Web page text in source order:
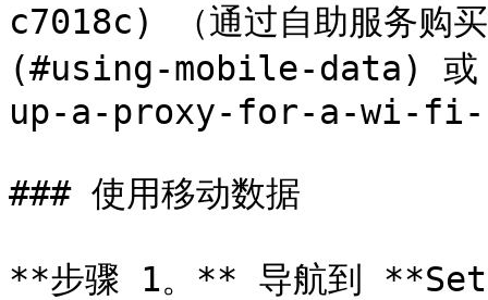
c7018c) （通过自助服务
(#using-mobile-data)
up-a-proxy-for-a-wi-fi-
### 使用移动数据
**步骤 1。** 导航到